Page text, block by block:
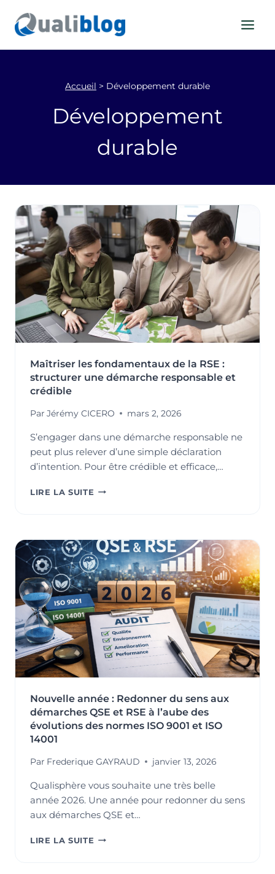
contenu
Accueil > Développement durable
Développement
durable
Maîtriser les fondamentaux de la RSE :
structurer une démarche responsable et
crédible
Par Jérémy CICERO mars 2, 2026
S’engager dans une démarche responsable ne
peut plus relever d’une simple déclaration
d’intention. Pour être crédible et efficace,…
LIRE LA SUITE MAÎTRISER
LA
RSE
:
STRUCTURER
UNE
DÉMARCHE
RESPONSABLE
CRÉDIBLE
Nouvelle année : Redonner du sens aux
démarches QSE et RSE à l’aube des
évolutions des normes ISO 9001 et ISO
14001
Par Frederique GAYRAUD janvier 13, 2026
Qualisphère vous souhaite une très belle
année 2026. Une année pour redonner du sens
aux démarches QSE et…
LIRE LA SUITE NOUVELLE